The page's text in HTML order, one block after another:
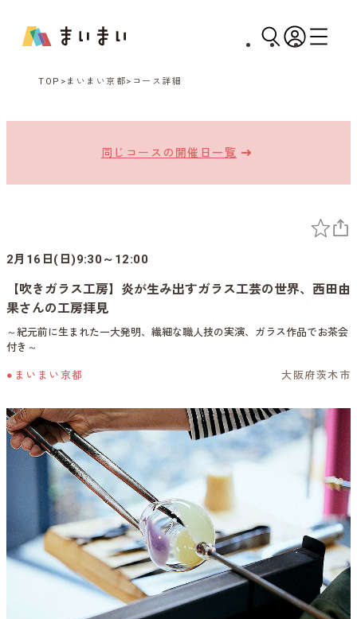
TOP まいまい京都 コース詳細
同じコースの開催日一覧
2月16日(日)9:30～12:00
【吹きガラス工房】炎が生み出すガラス工芸の世界、西田由
果さんの工房拝見
～紀元前に生まれた一大発明、繊細な職人技の実演、ガラス作品でお茶会
付き～
●まいまい京都 大阪府茨木市